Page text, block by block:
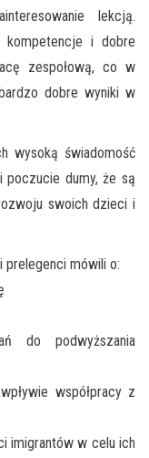
lekcją.
kompetencje i dobre
zespołową, co w
dobre wyniki w
wysoką świadomość
poczucie dumy, że są
swoich dzieci i
prelegenci mówili o:
do podwyższania
współpracy z
imigrantów w celu ich